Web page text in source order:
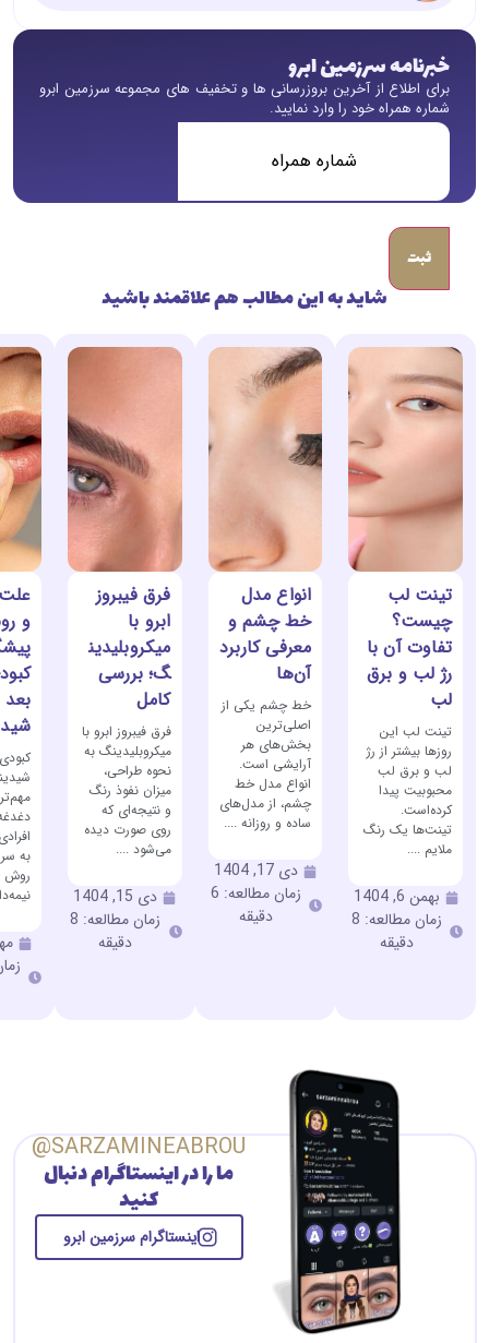
خبرنامه سرزمین ابرو
برای اطلاع از آخرین بروزرسانی ها و تخفیف های مجموعه سرزمین ابرو
شماره همراه خود را وارد نمایید.
شماره
شاید به این مطالب هم علاقمند باشید
تینت لب
چیست؟
تفاوت آن با
رژ لب و برق
لب
تینت لب این
روزها بیشتر از رژ
لب و برق لب
محبوبیت پیدا
کرده‌است.
تینت‌ها یک رنگ
ملایم ....
بهمن 6, 1404
زمان مطالعه: 8
دقیقه
انواع مدل
خط چشم و
معرفی کاربرد
آن‌ها
خط چشم یکی از
اصلی‌ترین
بخش‌های هر
آرایشی است.
انواع مدل خط
چشم، از مدل‌های
ساده و روزانه ....
دی 17, 1404
زمان مطالعه: 6
دقیقه
فرق فیبروز
ابرو با
میکروبلیدین
گ؛ بررسی
کامل
فرق فیبروز ابرو با
میکروبلیدینگ به
نحوه طراحی،
میزان نفوذ رنگ
و نتیجه‌ای که
روی صورت دیده
می‌شود ....
دی 15, 1404
زمان مطالعه: 8
دقیقه
و
بعد
به
روش
مهر
SARZAMINEABROU@
ما را در اینستاگرام دنبال
کنید
اینستاگرام سرزمین ابرو